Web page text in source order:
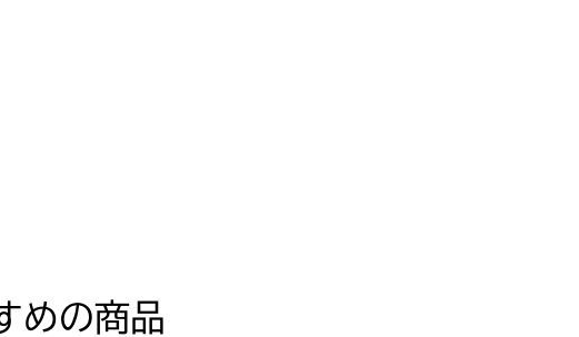
めの商品